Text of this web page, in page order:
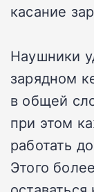
касание
Наушники
зарядном
в общей
при этом
работать
Этого